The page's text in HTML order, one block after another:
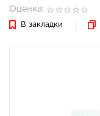
Оценка:
В закладки